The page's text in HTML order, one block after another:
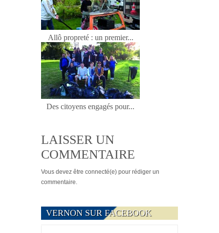
Allô propreté : un premier...
Des citoyens engagés pour...
LAISSER UN
COMMENTAIRE
Vous devez être connecté(e) pour rédiger un
commentaire.
VERNON SUR FACEBOOK